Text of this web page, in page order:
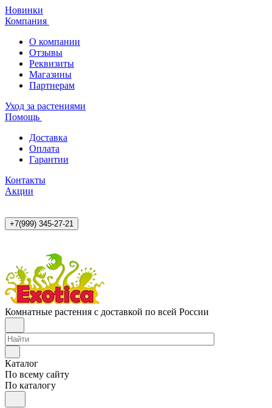
Новинки
Компания
О компании
Отзывы
Реквизиты
Магазины
Партнерам
Уход за растениями
Помощь
Доставка
Оплата
Гарантии
Контакты
Акции
+7(999) 345-27-21
Комнатные растения с доставкой по всей России
Каталог
По всему сайту
По каталогу